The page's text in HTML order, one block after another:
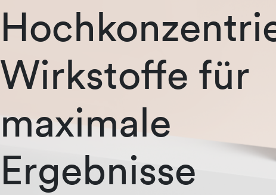
Wirkstoffe für
maximale
Ergebnisse